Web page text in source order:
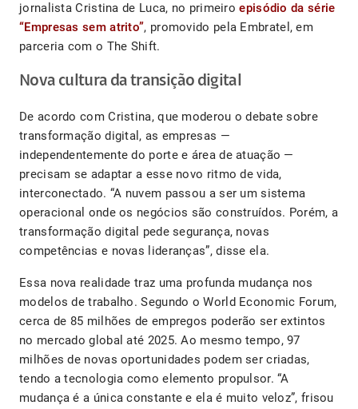
jornalista Cristina de Luca, no primeiroepisódio da série
“Empresas sem atrito”, promovido pela Embratel, em
parceria com o The Shift.
Nova cultura da transição digital
De acordo com Cristina, que moderou o debate sobre
transformação digital, as empresas —
independentemente do porte e área de atuação —
precisam se adaptar a esse novo ritmo de vida,
interconectado. “A nuvem passou a ser um sistema
operacional onde os negócios são construídos. Porém, a
transformação digital pede segurança, novas
competências e novas lideranças”, disse ela.
Essa nova realidade traz uma profunda mudança nos
modelos de trabalho. Segundo o World Economic Forum,
cerca de 85 milhões de empregos poderão ser extintos
no mercado global até 2025. Ao mesmo tempo, 97
milhões de novas oportunidades podem ser criadas,
tendo a tecnologia como elemento propulsor. “A
mudança é a única constante e ela é muito veloz”, frisou